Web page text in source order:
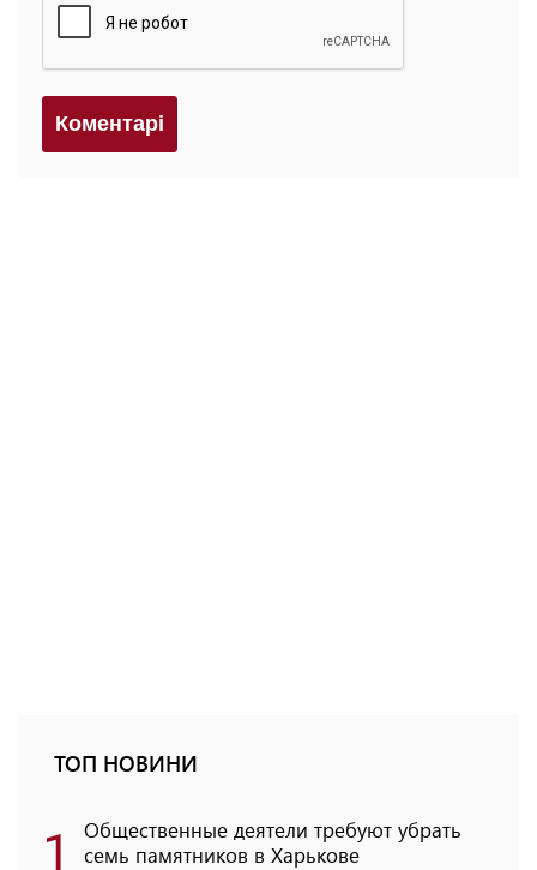
Коментарi
ТОП НОВИНИ
1
Общественные деятели требуют убрать
семь памятников в Харькове